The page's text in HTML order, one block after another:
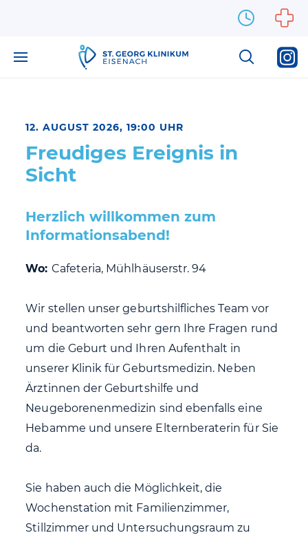
12. AUGUST 2026, 19:00 UHR
Freudiges Ereignis in
Sicht
Herzlich willkommen zum
Informationsabend!
Wo: Cafeteria, Mühlhäuserstr. 94
Wir stellen unser geburtshilfliches Team vor
und beantworten sehr gern Ihre Fragen rund
um die Geburt und Ihren Aufenthalt in
unserer Klinik für Geburtsmedizin. Neben
Ärztinnen der Geburtshilfe und
Neugeborenenmedizin sind ebenfalls eine
Hebamme und unsere Elternberaterin für Sie
da.
Sie haben auch die Möglichkeit, die
Wochenstation mit Familienzimmer,
Stillzimmer und Untersuchungsraum zu